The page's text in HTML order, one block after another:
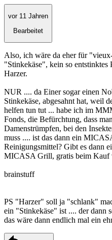
vor 11 Jahren
Bearbeitet
Also, ich wäre da eher für
"Stinkekäse", kein so
Harzer.
NUR .... da Einer sogar einen
Stinkekäse, abgesahnt hat, weil
helfen tun tut ... habe ich im
Fonds, die Befürchtung, dass
Damenstrümpfen, bei den
muss .... ist das dann ein
Reinigungsmittel? Gibt es dann
MICASA Grill, gratis beim Kauf
brainstuff
PS "Harzer" soll ja "schlank"
ein "Stinkekäse" ist .... der dann
das wäre dann endlich mal ein